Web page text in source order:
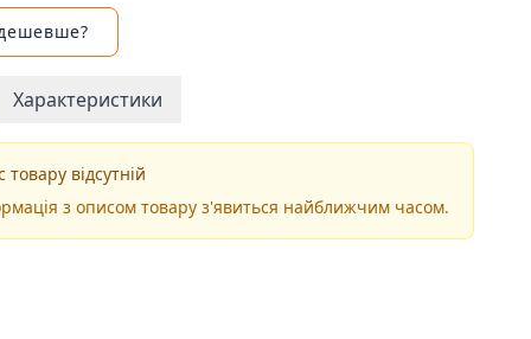
Характеристики
товару відсутній
з описом товару з'явиться найближчим часом.